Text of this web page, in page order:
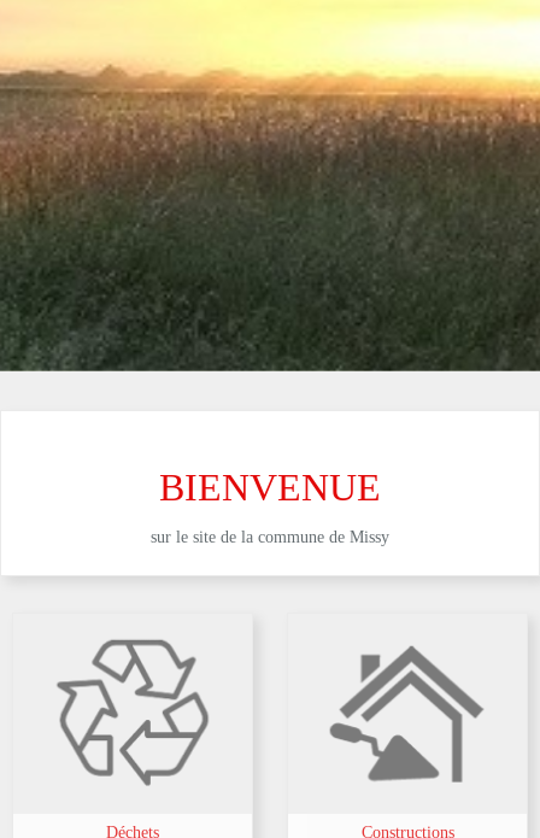
BIENVENUE
sur le site de la commune de Missy
Déchets Constructions